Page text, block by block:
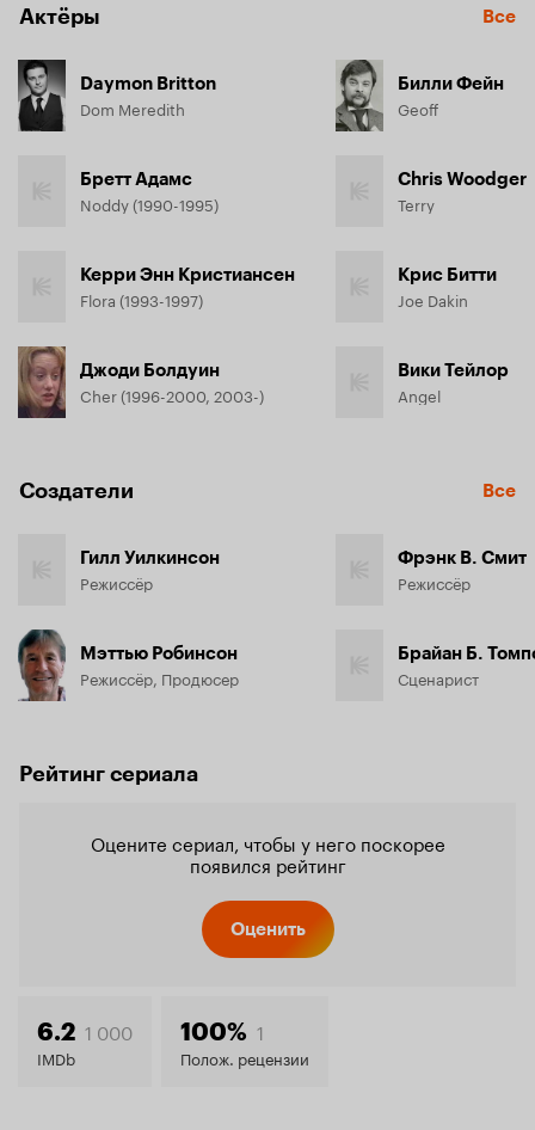
Актёры Все
Daymon Britton
Dom Meredith
Бретт Адамс
Noddy (1990-1995)
Керри Энн Кристиансен
Flora (1993-1997)
Джоди Болдуин
Cher (1996-2000, 2003-)
Билли Фейн
Geoff
Chris Woodger
Terry
Крис Битти
Joe Dakin
Вики Тейлор
Angel
Создатели Все
Гилл Уилкинсон
Режиссёр
Мэттью Робинсон
Режиссёр, Продюсер
Фрэнк В. Смит
Режиссёр
Брайан Б.
Сценарист
Рейтинг сериала
Оцените сериал, чтобы у него поскорее
появился рейтинг
Оценить
6.2 1 000
IMDb
100% 1
Полож. рецензии